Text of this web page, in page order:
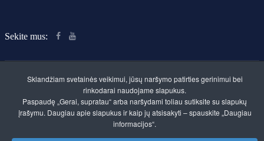
Sekite mus:
Klaipėdos rajono švietimo centras. Savivaldybės
biudžetinė įstaiga
Sklandžiam svetainės veikimui, jūsų naršymo patirties gerinimui bei
rinkodarai naudojame slapukus.
Paspaudę „Gerai, supratau“ arba naršydami toliau sutiksite su slapukų
įrašymu. Daugiau apie slapukus ir kaip jų atsisakyti – spauskite „Daugiau
informacijos“.